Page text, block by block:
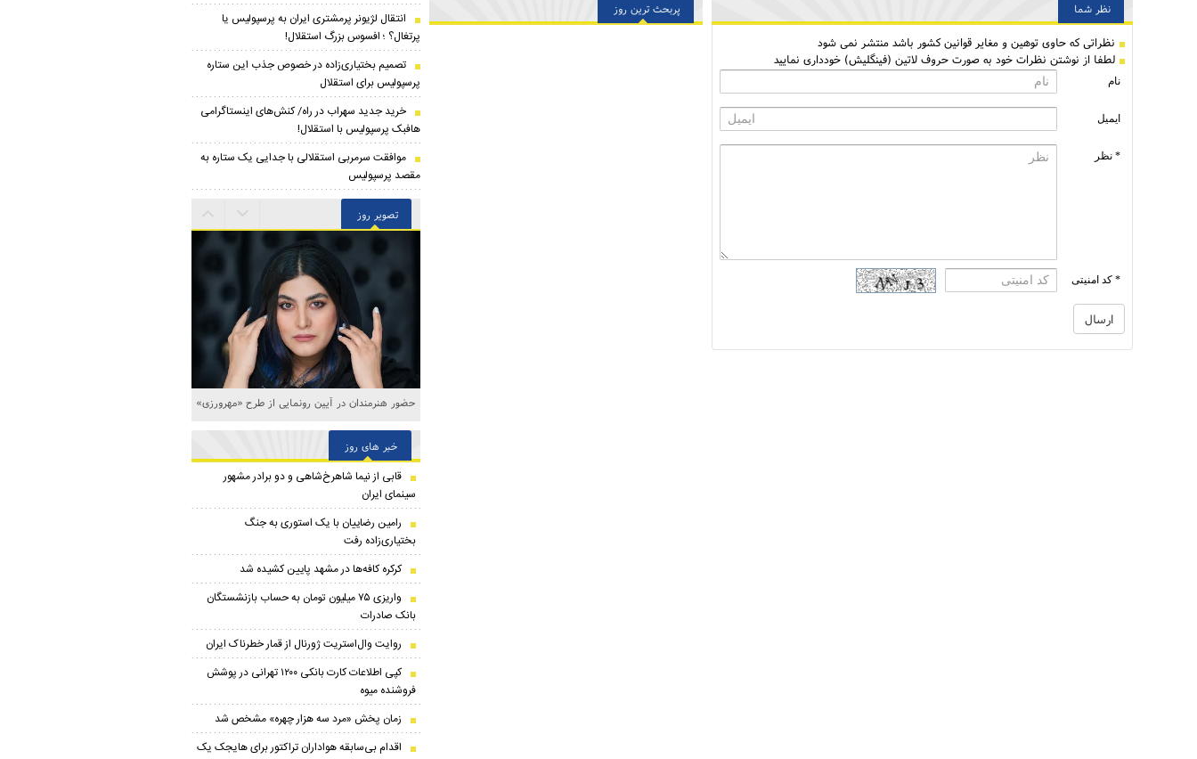
نظر شما
نظراتی كه حاوی توهین و مغایر قوانین کشور باشد منتشر نمی شود
لطفا از نوشتن نظرات خود به صورت حروف لاتین (فینگلیش) خودداری نمایید
نام
ایمیل
* نظر
* کد امنیتی
پربحث ترین روز
انتقال لژیونر پرمشتری ایران به پرسپولیس یا
پرتغال؟ ؛ افسوس بزرگ استقلال!
تصمیم بختیاری‌زاده در خصوص جذب این ستاره
پرسپولیس برای استقلال
خرید جدید سهراب در راه/ کنش‌های اینستاگرامی
هافبک پرسپولیس با استقلال!
موافقت سرمربی استقلالی با جدایی یک ستاره به
مقصد پرسپولیس
تصویر روز
حضور هنرمندان در آیین رونمایی از طرح «مهرورزی»
خبر های روز
قابی از نیما شاهرخ‌شاهی و دو برادر مشهور
سینمای ایران
رامین رضاییان با یک استوری به جنگ
بختیاری‌زاده رفت
کرکره کافه‌ها در مشهد پایین کشیده شد
واریزی ۷۵ میلیون تومان به حساب بازنشستگان
بانک صادرات
روایت وال‌استریت ژورنال از قمار خطرناک ایران
کپی اطلاعات کارت بانکی ۱۲۰۰ تهرانی در پوشش
فروشنده میوه
زمان پخش «مرد سه هزار چهره» مشخص شد
اقدام بی‌سابقه هواداران تراکتور برای هایجک یک